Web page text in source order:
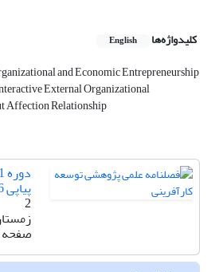
کلیدواژه‌ها English
and Economic Entrepreneurship
External Organizational
Affection Relationship
پیاپی 550956
2
زمستان
صفحه